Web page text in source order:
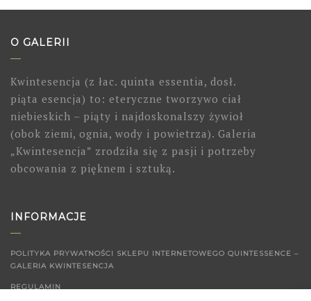
O GALERII
Kwintesencja (z łac. quinta essentia, dosł.
piąta esencja) to: eteryczne tworzywo ciał
niebieskich – piąty i najdoskonalszy żywioł
(obok ziemi, ognia, wody i powietrza). Galeria
„Kwintesencja” zrodziła się z pasji i potrzeby
obcowania z pięknem i sztuką.
INFORMACJE
POLITYKA PRYWATNOŚCI SKLEPU INTERNETOWEGO QUINTESSENCE –
GALERIA KWINTESENCJA
REGULAMIN